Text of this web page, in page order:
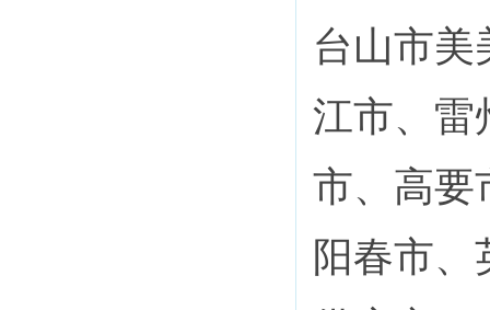
台山市美
江市、雷
市、高要
阳春市